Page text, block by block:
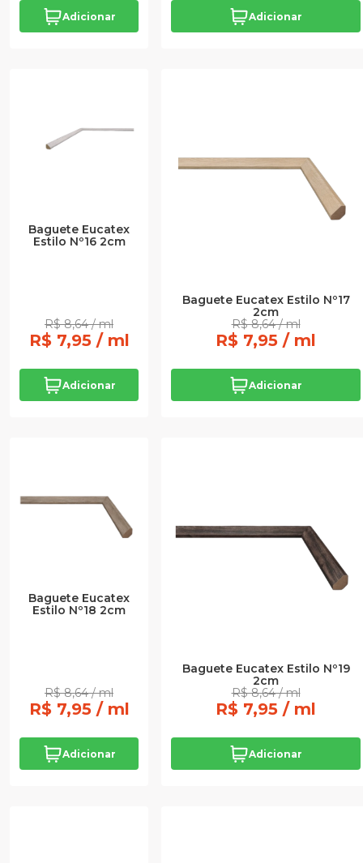
Adicionar Adicionar
Baguete Eucatex
Estilo Nº16 2cm
R$ 8,64 / ml
R$ 7,95 / ml
Adicionar
Baguete Eucatex Estilo Nº17
2cm
R$ 8,64 / ml
R$ 7,95 / ml
Adicionar
Baguete Eucatex
Estilo Nº18 2cm
R$ 8,64 / ml
R$ 7,95 / ml
Adicionar
Baguete Eucatex Estilo Nº19
2cm
R$ 8,64 / ml
R$ 7,95 / ml
Adicionar